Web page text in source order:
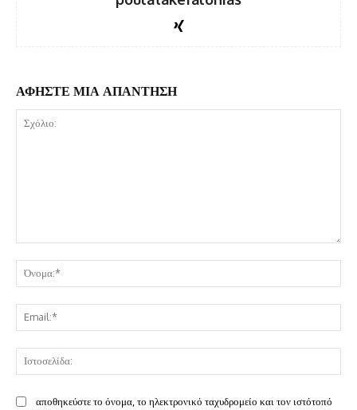
ΑΦΗΣΤΕ ΜΙΑ ΑΠΑΝΤΗΣΗ
αποθηκεύστε το όνομα, το ηλεκτρονικό ταχυδρομείο και τον ιστότοπό